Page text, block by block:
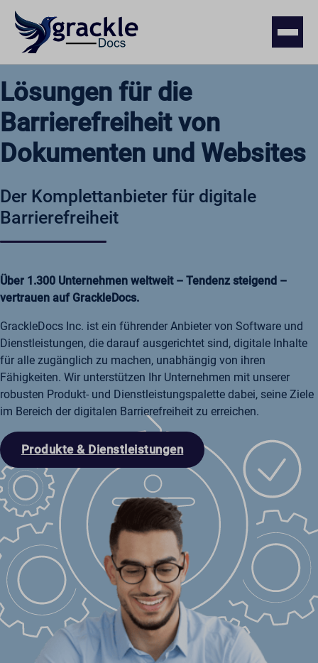
Lösungen für die
Barrierefreiheit von
Dokumenten und Websites
Der Komplettanbieter für digitale
Barrierefreiheit
Über 1.300 Unternehmen weltweit – Tendenz steigend –
vertrauen auf GrackleDocs.
GrackleDocs Inc. ist ein führender Anbieter von Software und
Dienstleistungen, die darauf ausgerichtet sind, digitale Inhalte
für alle zugänglich zu machen, unabhängig von ihren
Fähigkeiten. Wir unterstützen Ihr Unternehmen mit unserer
robusten Produkt- und Dienstleistungspalette dabei, seine Ziele
im Bereich der digitalen Barrierefreiheit zu erreichen.
Produkte & Dienstleistungen